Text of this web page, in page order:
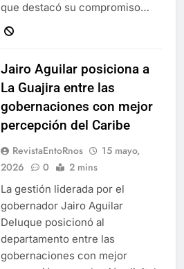
que destacó su compromiso…
Jairo Aguilar posiciona a
La Guajira entre las
gobernaciones con mejor
percepción del Caribe
RevistaEntoRnos
15 mayo,
2026
0 2 mins
La gestión liderada por el
gobernador Jairo Aguilar
Deluque posicionó al
departamento entre las
gobernaciones con mejor